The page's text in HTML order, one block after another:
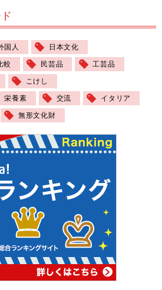
人 日本文化
較 民芸品 工芸品
こけし
養素 交流 イタリア
無形文化財